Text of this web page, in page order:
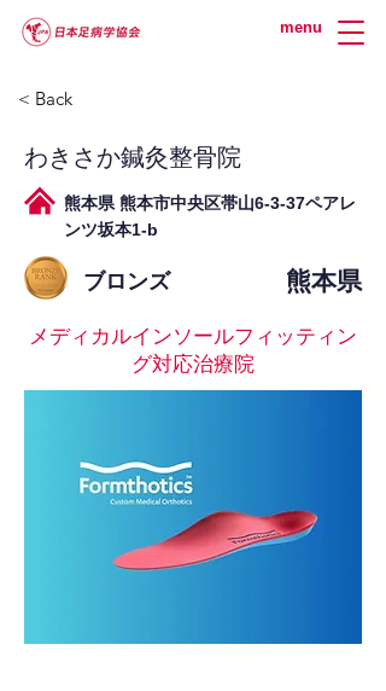
menu
< Back
わきさか鍼灸整骨院
熊本県 熊本市中央区帯山6-3-37ペアレ
ンツ坂本1-b
ブロンズ 熊本県
メディカルインソールフィッティン
グ対応治療院